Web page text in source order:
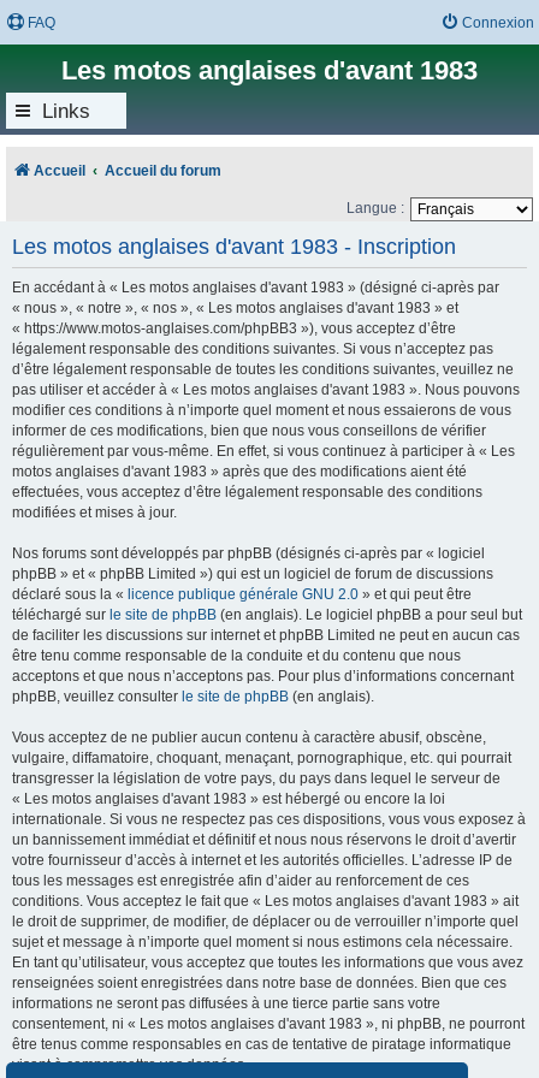
FAQ Connexion
Les motos anglaises d'avant 1983
Links
Accueil Accueil du forum
Langue :
Les motos anglaises d'avant 1983 - Inscription
En accédant à « Les motos anglaises d'avant 1983 » (désigné ci-après par
« nous », « notre », « nos », « Les motos anglaises d'avant 1983 » et
« https://www.motos-anglaises.com/phpBB3 »), vous acceptez d’être
légalement responsable des conditions suivantes. Si vous n’acceptez pas
d’être légalement responsable de toutes les conditions suivantes, veuillez ne
pas utiliser et accéder à « Les motos anglaises d'avant 1983 ». Nous pouvons
modifier ces conditions à n’importe quel moment et nous essaierons de vous
informer de ces modifications, bien que nous vous conseillons de vérifier
régulièrement par vous-même. En effet, si vous continuez à participer à « Les
motos anglaises d'avant 1983 » après que des modifications aient été
effectuées, vous acceptez d’être légalement responsable des conditions
modifiées et mises à jour.
Nos forums sont développés par phpBB (désignés ci-après par « logiciel
phpBB » et « phpBB Limited ») qui est un logiciel de forum de discussions
déclaré sous la « licence publique générale GNU 2.0 » et qui peut être
téléchargé sur le site de phpBB (en anglais). Le logiciel phpBB a pour seul but
de faciliter les discussions sur internet et phpBB Limited ne peut en aucun cas
être tenu comme responsable de la conduite et du contenu que nous
acceptons et que nous n’acceptons pas. Pour plus d’informations concernant
phpBB, veuillez consulter le site de phpBB (en anglais).
Vous acceptez de ne publier aucun contenu à caractère abusif, obscène,
vulgaire, diffamatoire, choquant, menaçant, pornographique, etc. qui pourrait
transgresser la législation de votre pays, du pays dans lequel le serveur de
« Les motos anglaises d'avant 1983 » est hébergé ou encore la loi
internationale. Si vous ne respectez pas ces dispositions, vous vous exposez à
un bannissement immédiat et définitif et nous nous réservons le droit d’avertir
votre fournisseur d’accès à internet et les autorités officielles. L’adresse IP de
tous les messages est enregistrée afin d’aider au renforcement de ces
conditions. Vous acceptez le fait que « Les motos anglaises d'avant 1983 » ait
le droit de supprimer, de modifier, de déplacer ou de verrouiller n’importe quel
sujet et message à n’importe quel moment si nous estimons cela nécessaire.
En tant qu’utilisateur, vous acceptez que toutes les informations que vous avez
renseignées soient enregistrées dans notre base de données. Bien que ces
informations ne seront pas diffusées à une tierce partie sans votre
consentement, ni « Les motos anglaises d'avant 1983 », ni phpBB, ne pourront
être tenus comme responsables en cas de tentative de piratage informatique
visant à compromettre vos données.